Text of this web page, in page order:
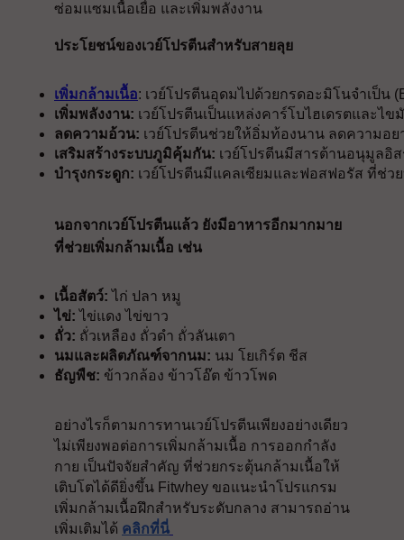
ซ่อมแซมเนื้อเยื่อ และเพิ่มพลังงาน
ประโยชน์ของเวย์โปรตีนสำหรับสายลุย
เพิ่มกล้ามเนื้อ: เวย์โปรตีนอุดมไปด้วยกรดอะมิโนจำเป็น
เพิ่มพลังงาน: เวย์โปรตีนเป็นแหล่งคาร์โบไฮเดรตและไ
ลดความอ้วน: เวย์โปรตีนช่วยให้อิ่มท้องนาน ลดความอ
เสริมสร้างระบบภูมิคุ้มกัน: เวย์โปรตีนมีสารต้านอนุมูลอิ
บำรุงกระดูก: เวย์โปรตีนมีแคลเซียมและฟอสฟอรัส ที่ช่ว
นอกจากเวย์โปรตีนแล้ว ยังมีอาหารอีกมากมาย
ที่ช่วยเพิ่มกล้ามเนื้อ เช่น
เนื้อสัตว์: ไก่ ปลา หมู
ไข่: ไข่แดง ไข่ขาว
ถั่ว: ถั่วเหลือง ถั่วดำ ถั่วลันเตา
นมและผลิตภัณฑ์จากนม: นม โยเกิร์ต ชีส
ธัญพืช: ข้าวกล้อง ข้าวโอ๊ต ข้าวโพด
อย่างไรก็ตามการทานเวย์โปรตีนเพียงอย่างเดียว
ไม่เพียงพอต่อการเพิ่มกล้ามเนื้อ การออกกำลัง
กาย เป็นปัจจัยสำคัญ ที่ช่วยกระตุ้นกล้ามเนื้อให้
เติบโตได้ดียิ่งขึ้น Fitwhey ขอแนะนำโปรแกรม
เพิ่มกล้ามเนื้อฝึกสำหรับระดับกลาง สามารถอ่าน
เพิ่มเติมได้ คลิกที่นี่